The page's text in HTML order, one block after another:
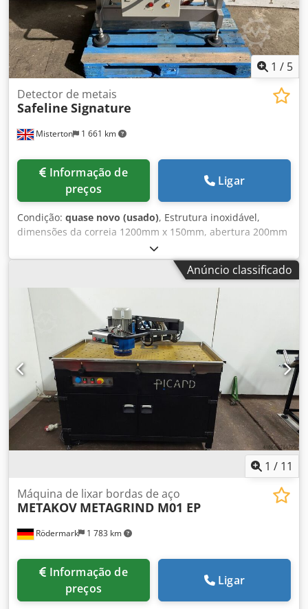
1 / 5
Misterton 1 661 km
Detector de metais
Safeline Signature
preços
Ligar
Condição: quase novo (usado), Estrutura inoxidável,
dimensões da correia 1200mm x 150mm, abertura 200mm
x 70mm, stop/start, com alarme, 3Ph Dcjdpfofhdu Tsx
Anuok
Anúncio classificado
1 / 11
Rödermark 1 783 km
Máquina de lixar bordas de aço
METAKOV METAGRIND M01 EP
preços
Ligar